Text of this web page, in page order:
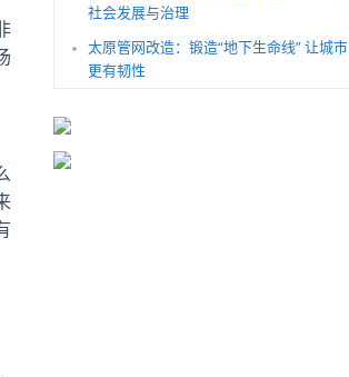
社会发展与治理
太原管网改造：锻造“地下生命线” 让城市
更有韧性